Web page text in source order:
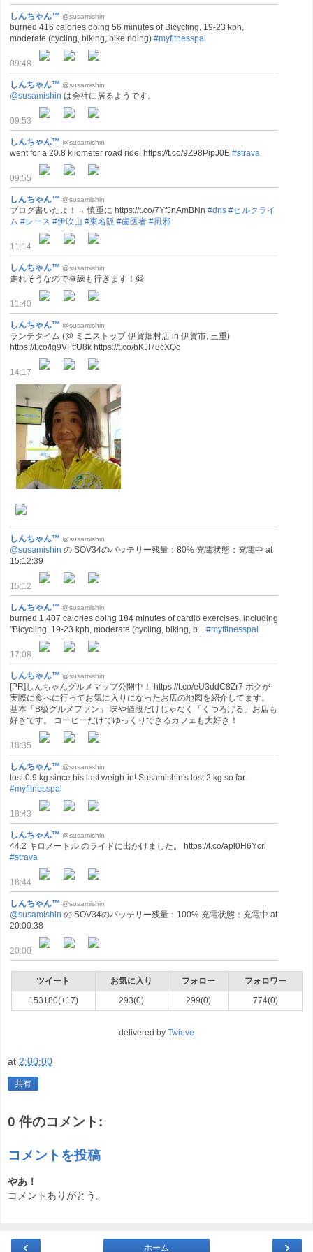
しんちゃん™ @susamishin
burned 416 calories doing 56 minutes of Bicycling, 19-23 kph,
moderate (cycling, biking, bike riding) #myfitnesspal
09:48
しんちゃん™ @susamishin
@susamishin は会社に居るようです。
09:53
しんちゃん™ @susamishin
went for a 20.8 kilometer road ride. https://t.co/9Z98PipJ0E #strava
09:55
しんちゃん™ @susamishin
ブログ書いたよ！→ 慎重に https://t.co/7YfJnAmBNn #dns #ヒルクライ
ム #レース #伊吹山 #東名阪 #歯医者 #風邪
11:14
しんちゃん™ @susamishin
走れそうなので昼練も行きます！😀
11:40
しんちゃん™ @susamishin
ランチタイム (@ ミニストップ 伊賀畑村店 in 伊賀市, 三重)
https://t.co/lg9VFtfU8k https://t.co/bKJI78cXQc
14:17
しんちゃん™ @susamishin
@susamishin の SOV34のバッテリー残量：80% 充電状態：充電中 at
15:12:39
15:12
しんちゃん™ @susamishin
burned 1,407 calories doing 184 minutes of cardio exercises, including
"Bicycling, 19-23 kph, moderate (cycling, biking, b... #myfitnesspal
17:08
しんちゃん™ @susamishin
[PR]しんちゃんグルメマップ公開中！ https://t.co/eU3ddC8Zr7 ボクが
実際に食べに行ってお気に入りになったお店の地図を紹介してます。
基本「B級グルメファン」 味や値段だけじゃなく「くつろげる」お店も
好きです。 コーヒーだけでゆっくりできるカフェも大好き！
18:35
しんちゃん™ @susamishin
lost 0.9 kg since his last weigh-in! Susamishin's lost 2 kg so far.
#myfitnesspal
18:43
しんちゃん™ @susamishin
44.2 キロメートル のライドに出かけました。 https://t.co/apl0H6Ycri
#strava
18:44
しんちゃん™ @susamishin
@susamishin の SOV34のバッテリー残量：100% 充電状態：充電中 at
20:00:38
20:00
ツイート お気に入り フォロー
フォロワー
153180(+17)
293(0) 299(0) 774(0)
delivered by Twieve
at 2:00:00
共有
0 件のコメント:
コメントを投稿
やあ！
コメントありがとう。
‹ ›
ホーム